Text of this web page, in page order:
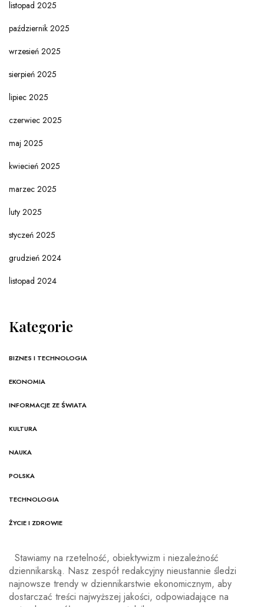
listopad 2025
październik 2025
wrzesień 2025
sierpień 2025
lipiec 2025
czerwiec 2025
maj 2025
kwiecień 2025
marzec 2025
luty 2025
styczeń 2025
grudzień 2024
listopad 2024
Kategorie
BIZNES I TECHNOLOGIA
EKONOMIA
INFORMACJE ZE ŚWIATA
KULTURA
NAUKA
POLSKA
TECHNOLOGIA
ŻYCIE I ZDROWIE
Stawiamy na rzetelność, obiektywizm i niezależność
dziennikarską. Nasz zespół redakcyjny nieustannie śledzi
najnowsze trendy w dziennikarstwie ekonomicznym, aby
dostarczać treści najwyższej jakości, odpowiadające na